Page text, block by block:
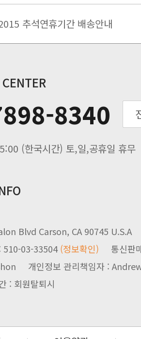
추석연휴기간 배송안내
수감사절 배송안내
석기간 배송안내
동절(9월3일) 배송업무 안내
금 고객님을 찾습니다.
8340
(한국시간) 토,일,공휴일 휴무
Blvd Carson, CA 90745 U.S.A
510-03-33504(정보확인) 통신판
개인정보 관리책임자 :
: 회원탈퇴시